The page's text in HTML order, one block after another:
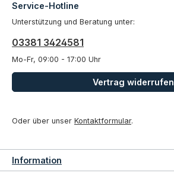
Service-Hotline
Unterstützung und Beratung unter:
03381 3424581
Mo-Fr, 09:00 - 17:00 Uhr
Vertrag widerrufen
Oder über unser Kontaktformular.
Information